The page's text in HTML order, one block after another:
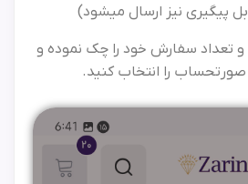
پیگیری نیز ارسال میشود)
و تعداد سفارش خود را چک نموده و
را انتخاب کنید.